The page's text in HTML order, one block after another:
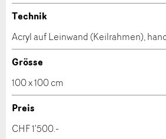
Nehmen Sie mit diesem
kaufen.
Ihr Feedback wird sehr geschätzt!
Allgemeines Feedback
Anzeige nicht mehr gültig
Anzeige unvollständig
Technik
Acryl auf Leinwand (Keilrahmen),
Grösse
100 x 100 cm
Preis
CHF 1'500.-